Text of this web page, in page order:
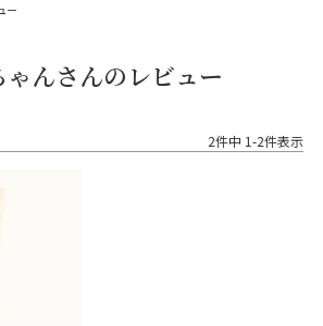
ー
ゃんさんのレビュー
2件中 1-2件表示